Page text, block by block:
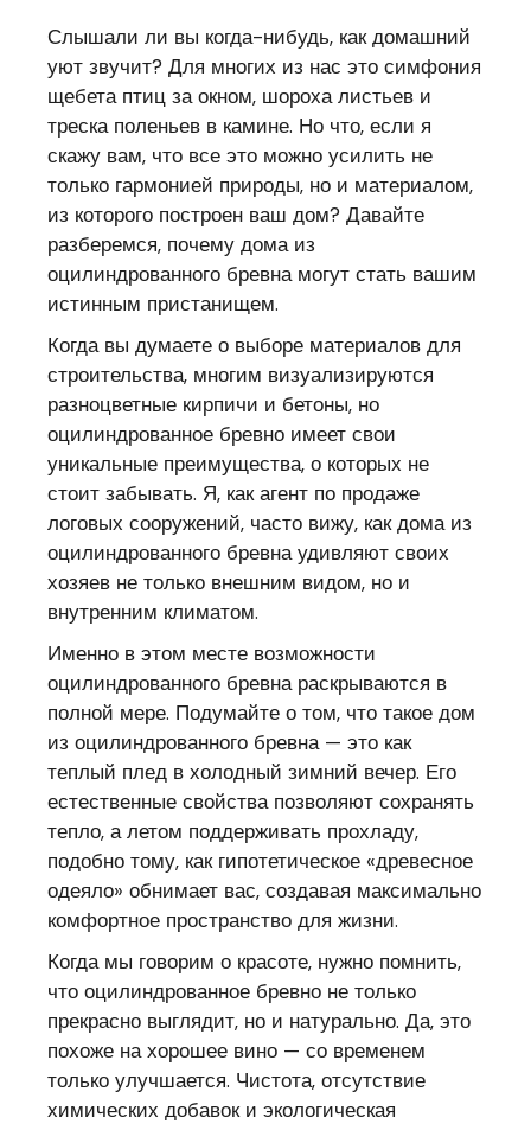
Слышали ли вы когда-нибудь, как домашний
уют звучит? Для многих из нас это симфония
щебета птиц за окном, шороха листьев и
треска поленьев в камине. Но что, если я
скажу вам, что все это можно усилить не
только гармонией природы, но и материалом,
из которого построен ваш дом? Давайте
разберемся, почему дома из
оцилиндрованного бревна могут стать вашим
истинным пристанищем.
Когда вы думаете о выборе материалов для
строительства, многим визуализируются
разноцветные кирпичи и бетоны, но
оцилиндрованное бревно имеет свои
уникальные преимущества, о которых не
стоит забывать. Я, как агент по продаже
логовых сооружений, часто вижу, как дома из
оцилиндрованного бревна удивляют своих
хозяев не только внешним видом, но и
внутренним климатом.
Именно в этом месте возможности
оцилиндрованного бревна раскрываются в
полной мере. Подумайте о том, что такое дом
из оцилиндрованного бревна — это как
теплый плед в холодный зимний вечер. Его
естественные свойства позволяют сохранять
тепло, а летом поддерживать прохладу,
подобно тому, как гипотетическое «древесное
одеяло» обнимает вас, создавая максимально
комфортное пространство для жизни.
Когда мы говорим о красоте, нужно помнить,
что оцилиндрованное бревно не только
прекрасно выглядит, но и натурально. Да, это
похоже на хорошее вино — со временем
только улучшается. Чистота, отсутствие
химических добавок и экологическая